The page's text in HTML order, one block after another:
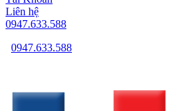
Liên hệ
0947.633.588
0947.633.588